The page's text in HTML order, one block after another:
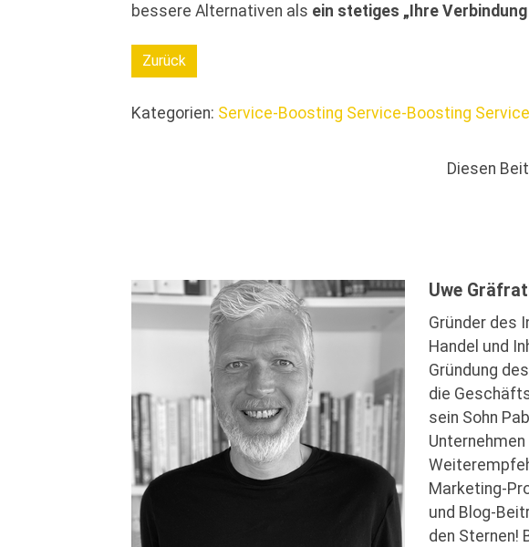
bessere Alternativen als ein stetiges „Ihre
Zurück
Kategorien: Service-Boosting Service-Boosting
Diesen
Uwe
Gründer des
Handel und
Gründung
die
sein Sohn
Marketing-
und Blog-
den Sternen!